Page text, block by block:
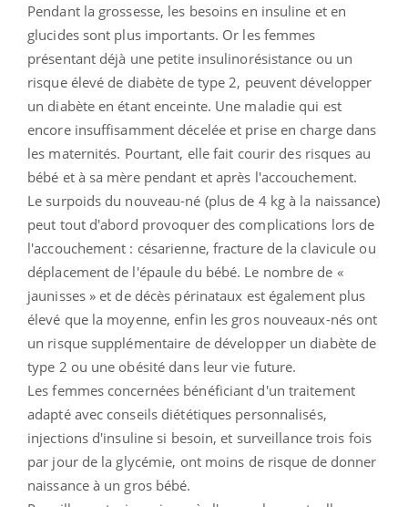
Pendant la grossesse, les besoins en insuline et en
glucides sont plus importants. Or les femmes
présentant déjà une petite insulinorésistance ou un
risque élevé de diabète de type 2, peuvent développer
un diabète en étant enceinte. Une maladie qui est
encore insuffisamment décelée et prise en charge dans
les maternités. Pourtant, elle fait courir des risques au
bébé et à sa mère pendant et après l'accouchement.
Le surpoids du nouveau-né (plus de 4 kg à la naissance)
peut tout d'abord provoquer des complications lors de
l'accouchement : césarienne, fracture de la clavicule ou
déplacement de l'épaule du bébé. Le nombre de «
jaunisses » et de décès périnataux est également plus
élevé que la moyenne, enfin les gros nouveaux-nés ont
un risque supplémentaire de développer un diabète de
type 2 ou une obésité dans leur vie future.
Les femmes concernées bénéficiant d'un traitement
adapté avec conseils diététiques personnalisés,
injections d'insuline si besoin, et surveillance trois fois
par jour de la glycémie, ont moins de risque de donner
naissance à un gros bébé.